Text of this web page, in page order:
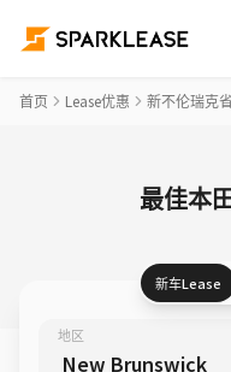
首页 Lease优惠 新不伦瑞克省
最佳本
新车Lease
地区